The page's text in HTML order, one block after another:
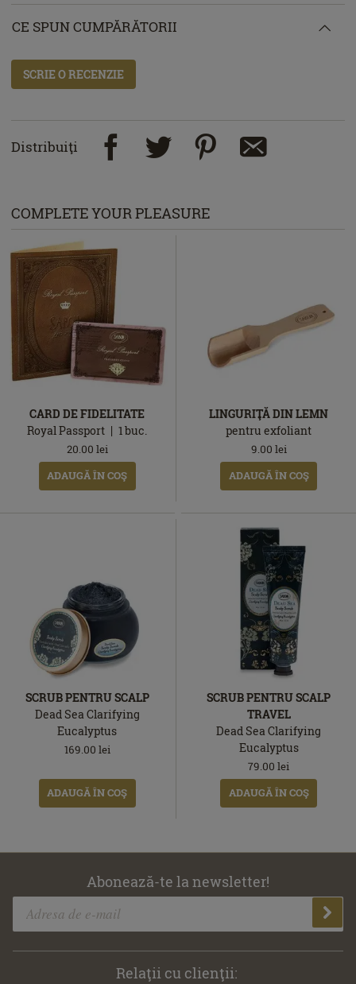
CE SPUN CUMPĂRĂTORII
SCRIE O RECENZIE
Distribuiţi
COMPLETE YOUR PLEASURE
CARD DE FIDELITATE
Royal Passport
1buc.
20.00 lei
ADAUGĂ ÎN COŞ
LINGURIŢĂ DIN LEMN
pentru exfoliant
9.00 lei
ADAUGĂ ÎN COŞ
SCRUB PENTRU SCALP
Dead Sea Clarifying
Eucalyptus
169.00 lei
ADAUGĂ ÎN COŞ
SCRUB PENTRU SCALP
TRAVEL
Dead Sea Clarifying
Eucalyptus
79.00 lei
ADAUGĂ ÎN COŞ
Abonează-te la newsletter!
Relaţii cu clienţii: